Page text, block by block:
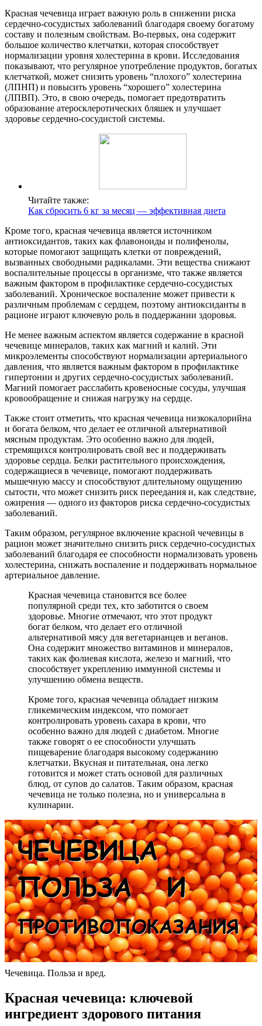
Красная чечевица играет важную роль в снижении риска
сердечно-сосудистых заболеваний благодаря своему богатому
составу и полезным свойствам. Во-первых, она содержит
большое количество клетчатки, которая способствует
нормализации уровня холестерина в крови. Исследования
показывают, что регулярное употребление продуктов, богатых
клетчаткой, может снизить уровень “плохого” холестерина
(ЛПНП) и повысить уровень “хорошего” холестерина
(ЛПВП). Это, в свою очередь, помогает предотвратить
образование атеросклеротических бляшек и улучшает
здоровье сердечно-сосудистой системы.
Читайте также:
Как сбросить 6 кг за месяц — эффективная диета
Кроме того, красная чечевица является источником
антиоксидантов, таких как флавоноиды и полифенолы,
которые помогают защищать клетки от повреждений,
вызванных свободными радикалами. Эти вещества снижают
воспалительные процессы в организме, что также является
важным фактором в профилактике сердечно-сосудистых
заболеваний. Хроническое воспаление может привести к
различным проблемам с сердцем, поэтому антиоксиданты в
рационе играют ключевую роль в поддержании здоровья.
Не менее важным аспектом является содержание в красной
чечевице минералов, таких как магний и калий. Эти
микроэлементы способствуют нормализации артериального
давления, что является важным фактором в профилактике
гипертонии и других сердечно-сосудистых заболеваний.
Магний помогает расслабить кровеносные сосуды, улучшая
кровообращение и снижая нагрузку на сердце.
Также стоит отметить, что красная чечевица низкокалорийна
и богата белком, что делает ее отличной альтернативой
мясным продуктам. Это особенно важно для людей,
стремящихся контролировать свой вес и поддерживать
здоровье сердца. Белки растительного происхождения,
содержащиеся в чечевице, помогают поддерживать
мышечную массу и способствуют длительному ощущению
сытости, что может снизить риск переедания и, как следствие,
ожирения — одного из факторов риска сердечно-сосудистых
заболеваний.
Таким образом, регулярное включение красной чечевицы в
рацион может значительно снизить риск сердечно-сосудистых
заболеваний благодаря ее способности нормализовать уровень
холестерина, снижать воспаление и поддерживать нормальное
артериальное давление.
Красная чечевица становится все более
популярной среди тех, кто заботится о своем
здоровье. Многие отмечают, что этот продукт
богат белком, что делает его отличной
альтернативой мясу для вегетарианцев и веганов.
Она содержит множество витаминов и минералов,
таких как фолиевая кислота, железо и магний, что
способствует укреплению иммунной системы и
улучшению обмена веществ.
Кроме того, красная чечевица обладает низким
гликемическим индексом, что помогает
контролировать уровень сахара в крови, что
особенно важно для людей с диабетом. Многие
также говорят о ее способности улучшать
пищеварение благодаря высокому содержанию
клетчатки. Вкусная и питательная, она легко
готовится и может стать основой для различных
блюд, от супов до салатов. Таким образом, красная
чечевица не только полезна, но и универсальна в
кулинарии.
Чечевица. Польза и вред.
Красная чечевица: ключевой
ингредиент здорового питания